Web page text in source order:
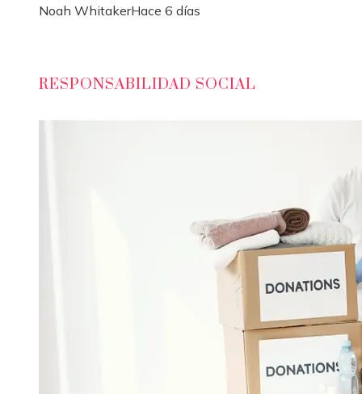
Noah WhitakerHace 6 días
RESPONSABILIDAD SOCIAL